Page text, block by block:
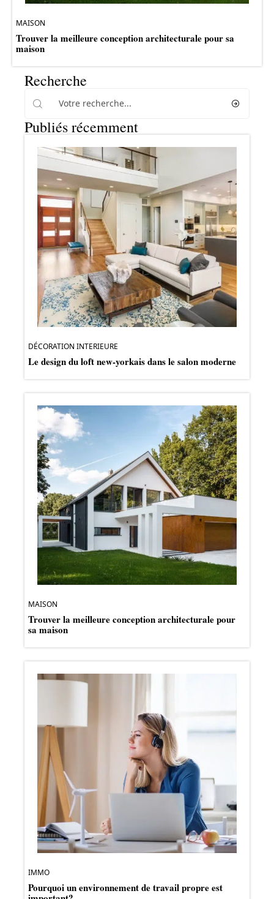
MAISON
Trouver la meilleure conception architecturale pour sa
maison
Recherche
Publiés récemment
DÉCORATION INTERIEURE
Le design du loft new-yorkais dans le salon moderne
MAISON
Trouver la meilleure conception architecturale pour
sa maison
IMMO
Pourquoi un environnement de travail propre est